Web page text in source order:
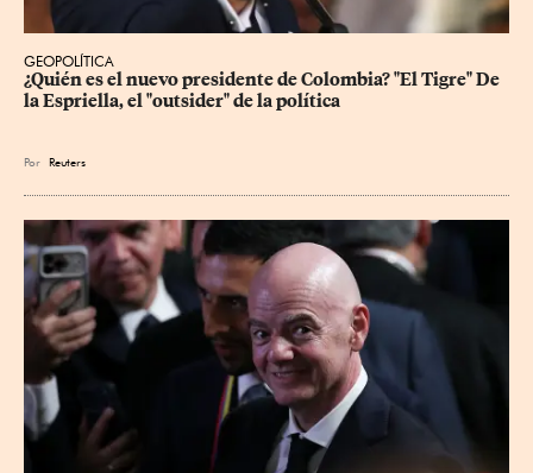
GEOPOLÍTICA
¿Quién es el nuevo presidente de Colombia? "El Tigre" De
la Espriella, el "outsider" de la política
Por Reuters